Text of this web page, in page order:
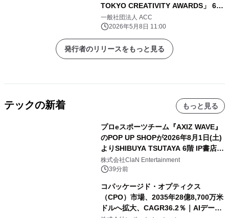
TOKYO CREATIVITY AWARDS」 6月
1日のエントリー受付開始に向け、 審
査委員および応募要項を発表
一般社団法人 ACC
2026年5月8日 11:00
発行者のリリースをもっと見る
テックの新着 もっと見る
プロeスポーツチーム『AXIZ WAVE』
のPOP UP SHOPが2026年8月1日(土)
よりSHIBUYA TSUTAYA 6階 IP書店で
開催決定！！
株式会社ClaN Entertainment
39分前
コパッケージド・オプティクス
（CPO）市場、2035年28億8,700万米
ドルへ拡大、CAGR36.2％｜AIデータ